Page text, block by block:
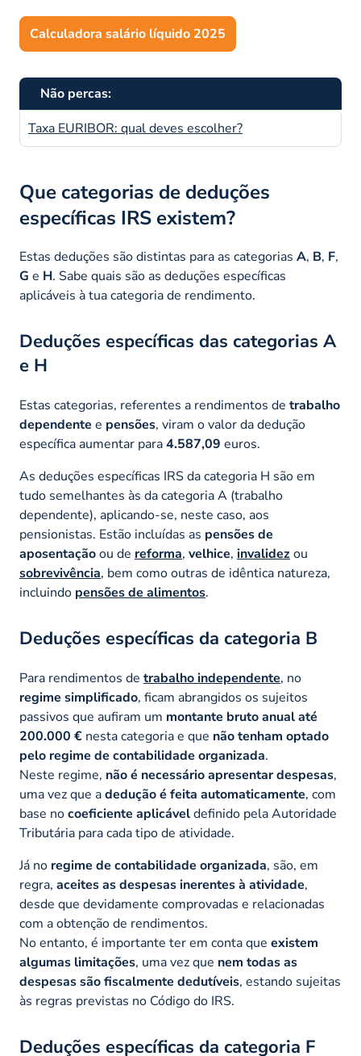
Calculadora salário líquido 2025
Não percas:
Taxa EURIBOR: qual deves escolher?
Que categorias de deduções
específicas IRS existem?
Estas deduções são distintas para as categorias A, B, F,
G e H. Sabe quais são as deduções específicas
aplicáveis à tua categoria de rendimento.
Deduções específicas das categorias A
e H
Estas categorias, referentes a rendimentos de trabalho
dependente e pensões, viram o valor da dedução
específica aumentar para4.587,09 euros.
As deduções específicas IRS da categoria H são em
tudo semelhantes às da categoria A (trabalho
dependente), aplicando-se, neste caso, aos
pensionistas. Estão incluídas as pensões de
aposentaçãoou de reforma, velhice, invalidezou
sobrevivência, bem como outras de idêntica natureza,
incluindo pensões de alimentos.
Deduções específicas da categoria B
Para rendimentos de trabalho independente, no
regime simplificado, ficam abrangidos os sujeitos
passivos que aufiram um montante bruto anual até
200.000 € nesta categoria e que não tenham optado
pelo regime de contabilidade organizada.
Neste regime, não é necessário apresentar despesas,
uma vez que adedução é feita automaticamente, com
base nocoeficiente aplicáveldefinido pela Autoridade
Tributária para cada tipo de atividade.
Já no regime de contabilidade organizada, são, em
regra, aceites as despesas inerentes à atividade,
desde que devidamente comprovadas e relacionadas
com a obtenção de rendimentos.
No entanto, é importante ter em conta que existem
algumas limitações, uma vez que nem todas as
despesas são fiscalmente dedutíveis, estando sujeitas
às regras previstas no Código do IRS.
Deduções específicas da categoria F